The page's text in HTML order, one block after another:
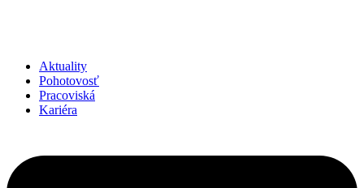
Aktuality
Pohotovosť
Pracoviská
Kariéra